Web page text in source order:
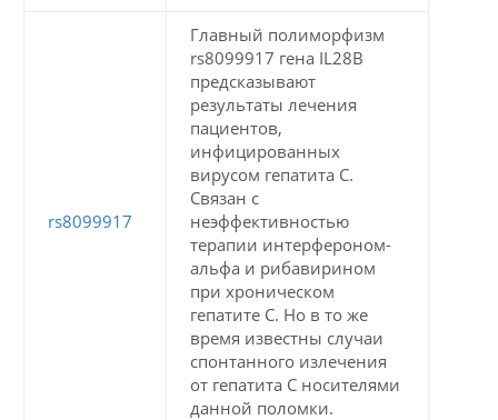
rs8099917
Главный полиморфизм
rs8099917 гена IL28B
предсказывают
результаты лечения
пациентов,
инфицированных
вирусом гепатита С.
Связан с
неэффективностью
терапии интерфероном-
альфа и рибавирином
при хроническом
гепатите С. Но в то же
время известны случаи
спонтанного излечения
от гепатита С носителями
данной поломки.